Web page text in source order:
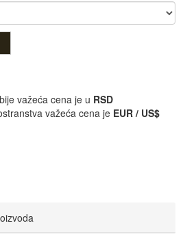
važeća cena je u RSD
važeća cena je EUR / US$